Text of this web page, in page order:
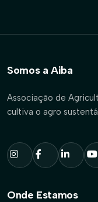
Somos a Aiba
Associação de
cultiva o agro
Onde Estamos